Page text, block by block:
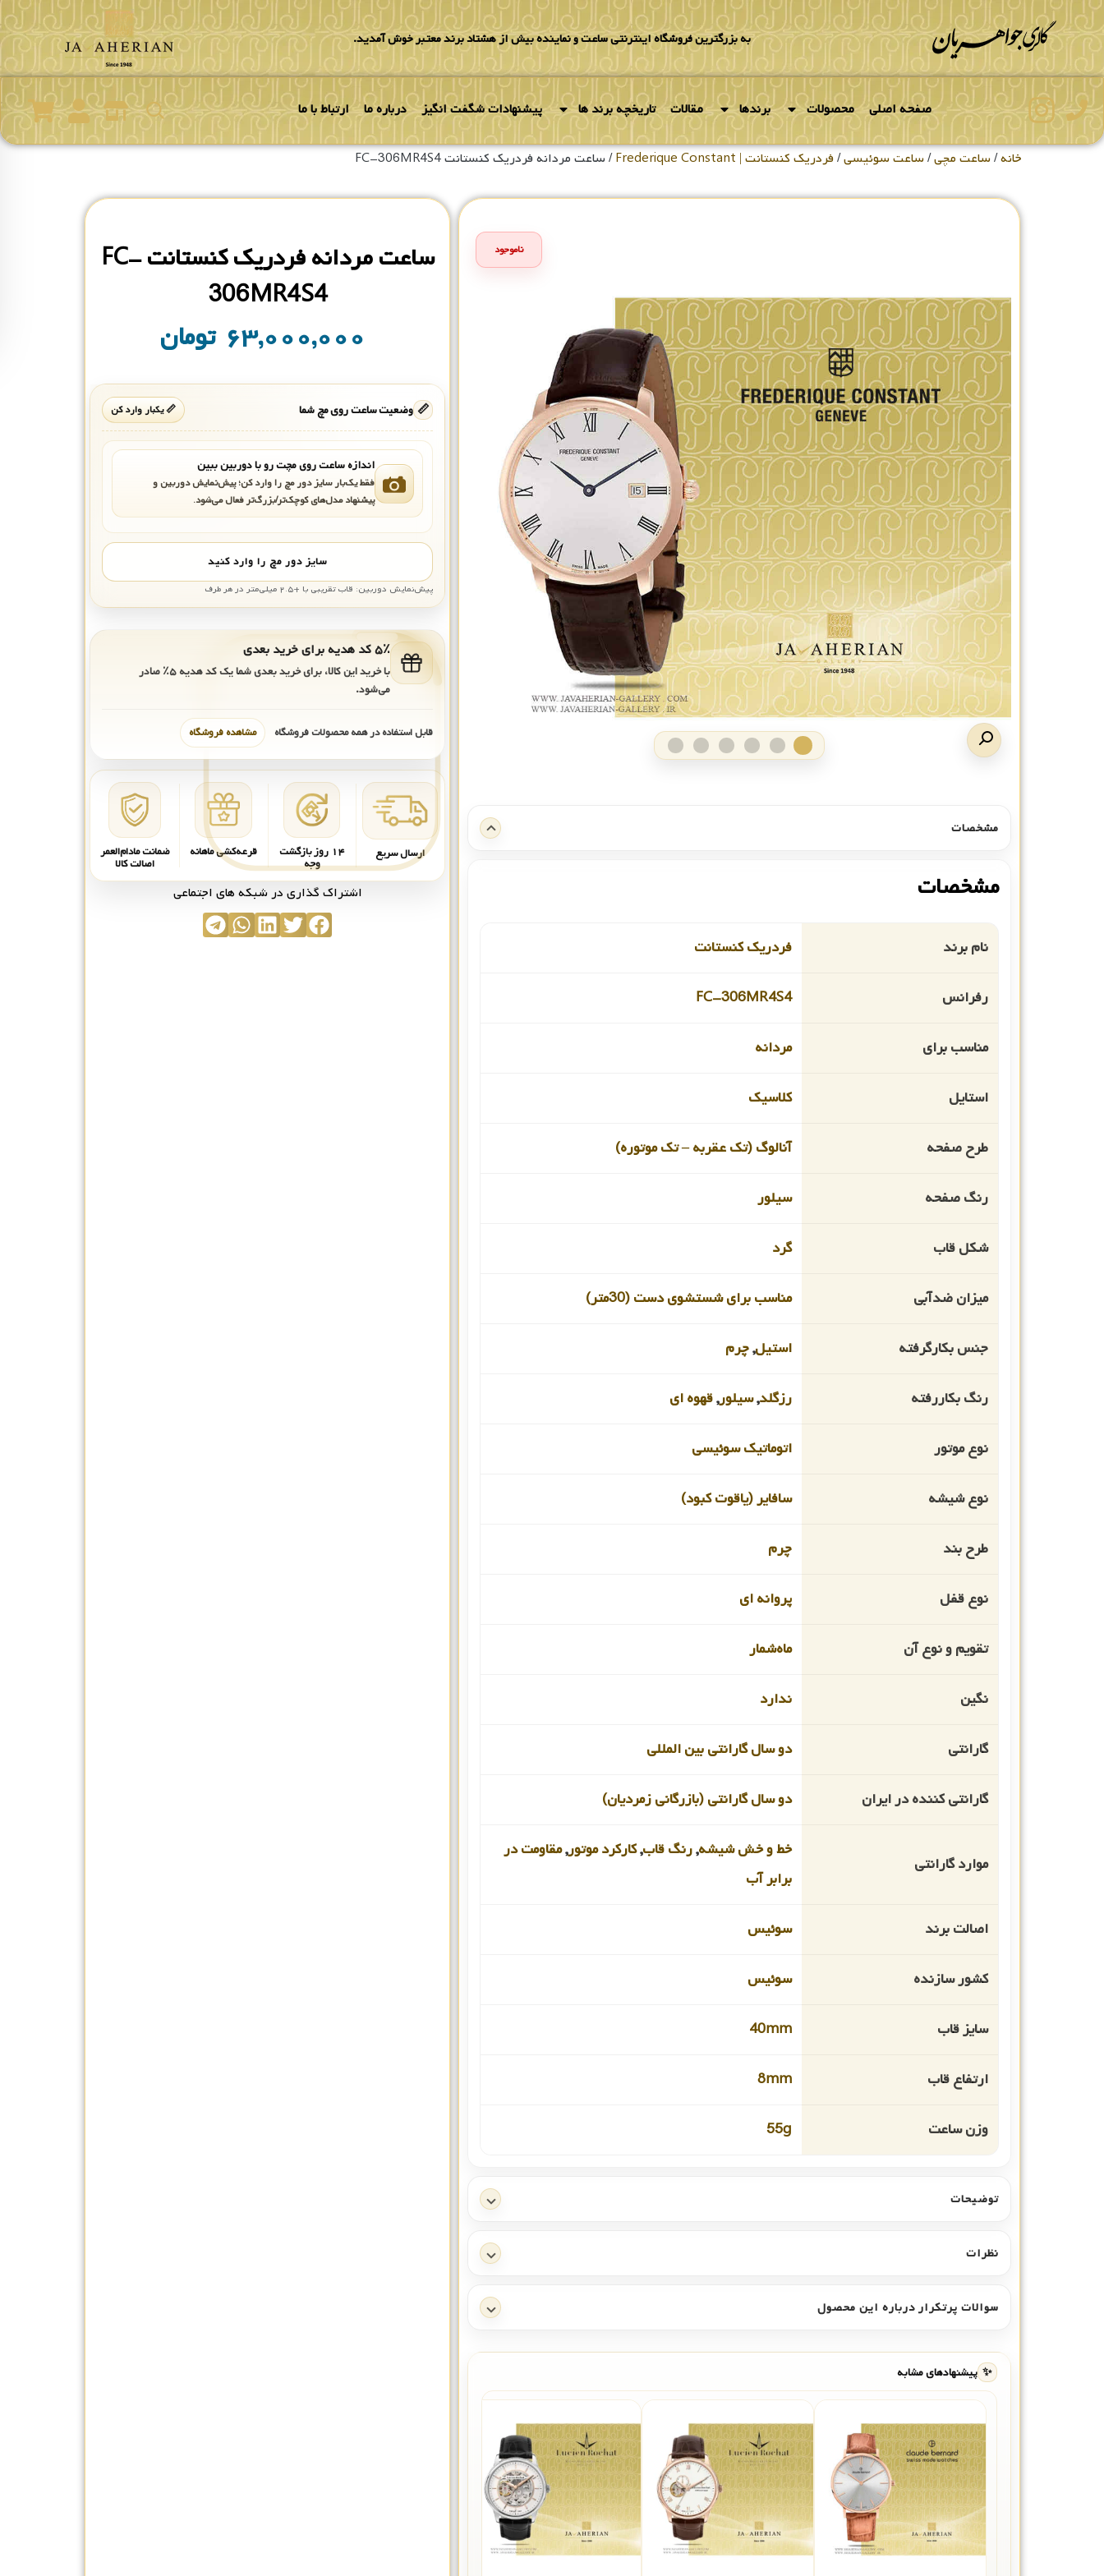
به بزرگترین فروشگاه اینترنتی ساعت و نماینده بیش از هشتاد برند معتبر خوش آمدید.
صفحه اصلی محصولات برندها مقالات تاریخچه برند ها پیشنهادات شگفت انگیز درباره ما ارتباط با ما
خانه/ساعت مچی/ساعت سوئیسی/فردریک کنستانت | Frederique Constant / ساعت مردانه فردریک کنستانت FC-306MR4S4
ناموجود
مشخصات
مشخصات
نام برند فردریک کنستانت
رفرانس FC-306MR4S4
مناسب برای مردانه
استایل کلاسیک
طرح صفحه آنالوگ (تک عقربه – تک موتوره)
رنگ صفحه سیلور
شکل قاب گرد
میزان ضدآبی مناسب برای شستشوی دست (30متر)
جنس بکارگرفته استیل,چرم
رنگ بکاررفته رزگلد,سیلور,قهوه ای
نوع موتور اتوماتیک سوئیسی
نوع شیشه سافایر (یاقوت کبود)
طرح بند چرم
نوع قفل پروانه ای
تقویم و نوع آن ماه‌شمار
نگین ندارد
گارانتی دو سال گارانتی بین المللی
گارانتی کننده در ایران دو سال گارانتی (بازرگانی زمردیان)
موارد گارانتی
خط و خش شیشه,رنگ قاب,کارکرد موتور,مقاومت در
برابر آب
اصالت برند سوئیس
کشور سازنده سوئیس
سایز قاب 40mm
ارتفاع قاب 8mm
وزن ساعت 55g
توضیحات
نظرات
سوالات پرتکرار درباره این محصول
✨ پیشنهادهای مشابه
ساعت مردانه فردریک کنستانت FC-
306MR4S4
۶۳,۰۰۰,۰۰۰ تومان
📏 وضعیت ساعت روی مچ شما 📏 یکبار وارد کن
اندازه ساعت روی مچت رو با دوربین ببین
فقط یک‌بار سایز دور مچ را وارد کن؛ پیش‌نمایش دوربین و
پیشنهاد مدل‌های کوچک‌تر/بزرگ‌تر فعال می‌شود.
سایز دور مچ را وارد کنید
پیش‌نمایش دوربین: قاب تقریبی با +۲.۵ میلی‌متر در هر طرف
۵٪ کد هدیه برای خرید بعدی
با خرید این کالا، برای خرید بعدی شما یک کد هدیه۵٪ صادر
می‌شود.
قابل استفاده در همه محصولات فروشگاه مشاهده فروشگاه
ارسال سریع ۱۴ روز بازگشت
وجه
قرعه‌کشی ماهانه ضمانت مادام‌العمر
اصالت کالا
اشتراک گذاری در شبکه های اجتماعی